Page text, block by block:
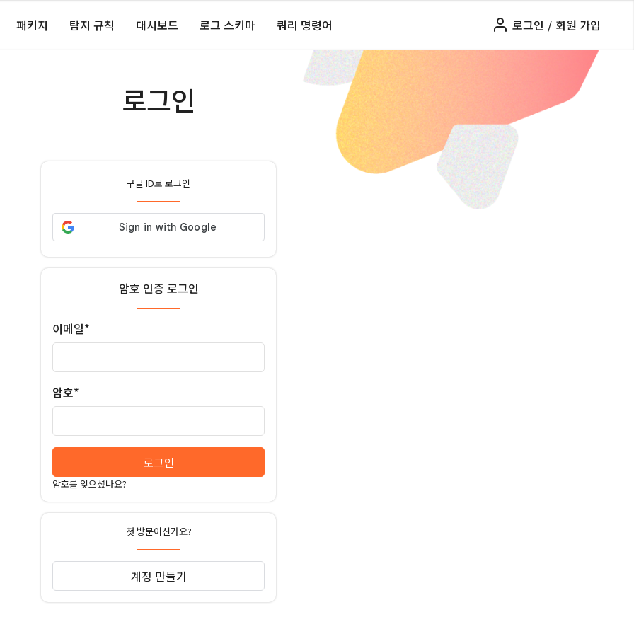
패키지 탐지 규칙 대시보드 로그 스키마 쿼리 명령어 로그인 / 회원 가입
로그인
구글 ID로 로그인
암호 인증 로그인
이메일*
암호*
로그인
암호를 잊으셨나요?
첫 방문이신가요?
계정 만들기